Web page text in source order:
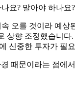
요? 말아야 하나요?
오를 것이라 예
상향 조정했습니
신중한 투자가 필
때문이라는 점에